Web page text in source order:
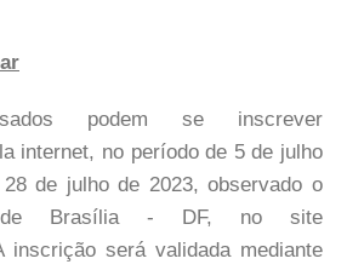
podem se inscrever
internet, no período de 5 de julho
de julho de 2023, observado o
de Brasília - DF, no site
inscrição será validada mediante